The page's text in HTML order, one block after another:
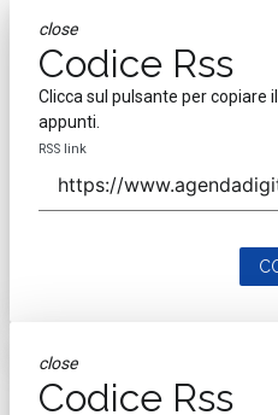
close
Codice Rss
Clicca sul pulsante per copiare
appunti.
RSS link
close
Codice Rss